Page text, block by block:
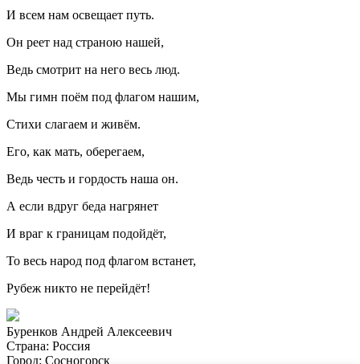
И всем нам освещает путь.
Он реет над страною нашей,
Ведь смотрит на него весь люд.
Мы гимн поём под флагом нашим,
Стихи слагаем и живём.
Его, как мать, оберегаем,
Ведь честь и гордость наша он.
А если вдруг беда нагрянет
И враг к границам подойдёт,
То весь народ под флагом встанет,
Рубеж никто не перейдёт!
Буренков Андрей Алексеевич
Страна: Россия
Город: Сосногорск